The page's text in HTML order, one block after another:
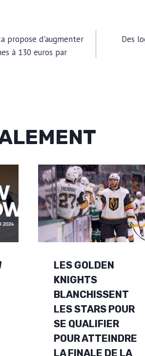
propose d'augmenter
à 130 euros par
Des
LES GOLDEN
KNIGHTS
BLANCHISSENT
LES STARS POUR
SE QUALIFIER
POUR ATTEINDRE
LA FINALE DE LA